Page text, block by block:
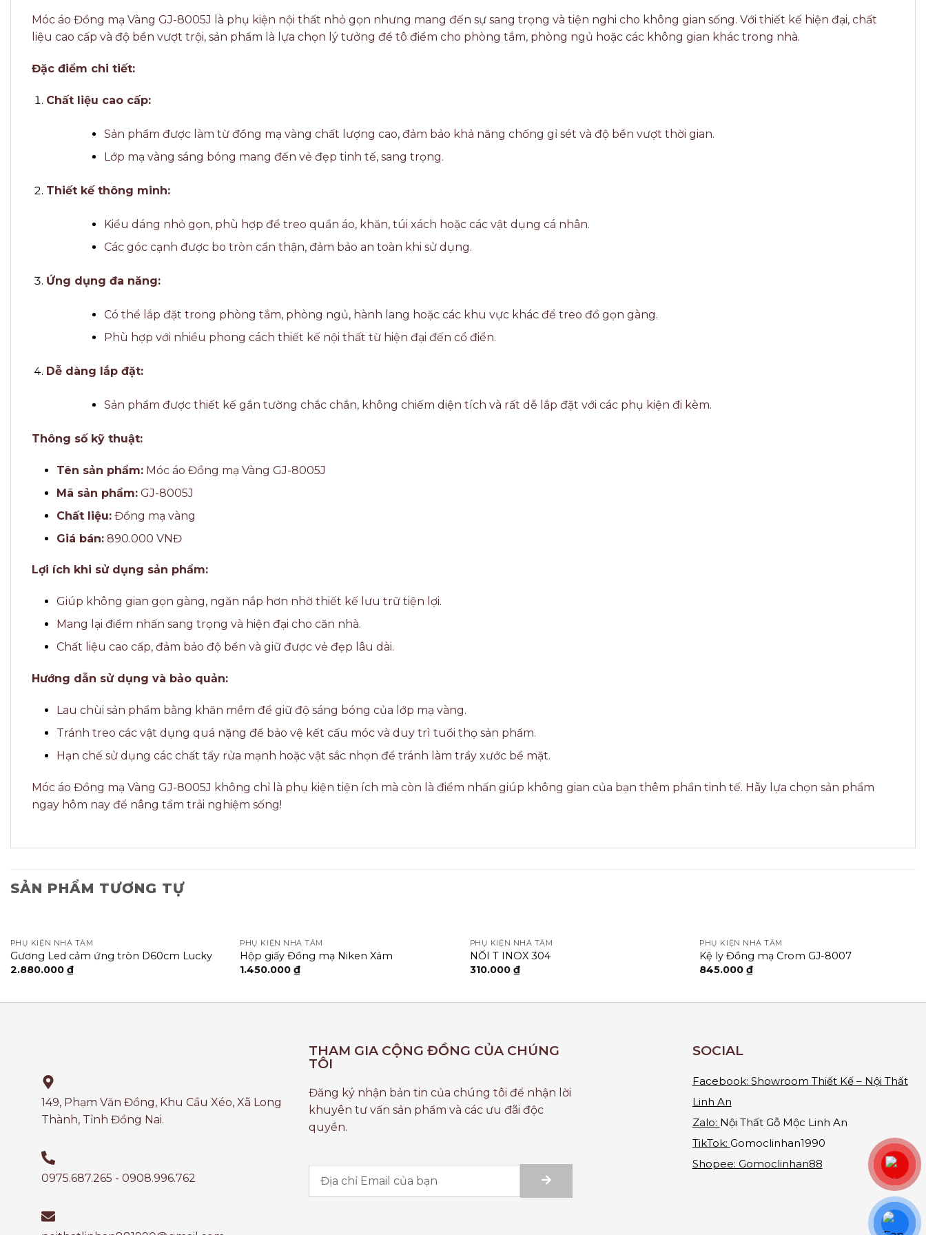
Móc áo Đồng mạ Vàng GJ-8005J là phụ kiện nội thất nhỏ gọn nhưng mang đến sự sang trọng và tiện nghi cho không gian sống. Với thiết kế hiện đại, chất
liệu cao cấp và độ bền vượt trội, sản phẩm là lựa chọn lý tưởng để tô điểm cho phòng tắm, phòng ngủ hoặc các không gian khác trong nhà.
Đặc điểm chi tiết:
Chất liệu cao cấp:
Sản phẩm được làm từ đồng mạ vàng chất lượng cao, đảm bảo khả năng chống gỉ sét và độ bền vượt thời gian.
Lớp mạ vàng sáng bóng mang đến vẻ đẹp tinh tế, sang trọng.
Thiết kế thông minh:
Kiểu dáng nhỏ gọn, phù hợp để treo quần áo, khăn, túi xách hoặc các vật dụng cá nhân.
Các góc cạnh được bo tròn cẩn thận, đảm bảo an toàn khi sử dụng.
Ứng dụng đa năng:
Có thể lắp đặt trong phòng tắm, phòng ngủ, hành lang hoặc các khu vực khác để treo đồ gọn gàng.
Phù hợp với nhiều phong cách thiết kế nội thất từ hiện đại đến cổ điển.
Dễ dàng lắp đặt:
Sản phẩm được thiết kế gắn tường chắc chắn, không chiếm diện tích và rất dễ lắp đặt với các phụ kiện đi kèm.
Thông số kỹ thuật:
Tên sản phẩm:Móc áo Đồng mạ Vàng GJ-8005J
Mã sản phẩm:GJ-8005J
Chất liệu:Đồng mạ vàng
Giá bán:890.000 VNĐ
Lợi ích khi sử dụng sản phẩm:
Giúp không gian gọn gàng, ngăn nắp hơn nhờ thiết kế lưu trữ tiện lợi.
Mang lại điểm nhấn sang trọng và hiện đại cho căn nhà.
Chất liệu cao cấp, đảm bảo độ bền và giữ được vẻ đẹp lâu dài.
Hướng dẫn sử dụng và bảo quản:
Lau chùi sản phẩm bằng khăn mềm để giữ độ sáng bóng của lớp mạ vàng.
Tránh treo các vật dụng quá nặng để bảo vệ kết cấu móc và duy trì tuổi thọ sản phẩm.
Hạn chế sử dụng các chất tẩy rửa mạnh hoặc vật sắc nhọn để tránh làm trầy xước bề mặt.
Móc áo Đồng mạ Vàng GJ-8005J không chỉ là phụ kiện tiện ích mà còn là điểm nhấn giúp không gian của bạn thêm phần tinh tế. Hãy lựa chọn sản phẩm
ngay hôm nay để nâng tầm trải nghiệm sống!
SẢN PHẨM TƯƠNG TỰ
PHỤ KIỆN NHÀ TẮM
Gương Led cảm ứng tròn D60cm Lucky
2.880.000 ₫
PHỤ KIỆN NHÀ TẮM
Hộp giấy Đồng mạ Niken Xám
1.450.000₫
PHỤ KIỆN NHÀ TẮM
NỐI T INOX 304
310.000 ₫
PHỤ KIỆN NHÀ TẮM
Kệ ly Đồng mạ Crom GJ-8007
845.000₫
149, Phạm Văn Đồng, Khu Cầu Xéo, Xã Long
Thành, Tỉnh Đồng Nai.
0975.687.265 - 0908.996.762
THAM GIA CỘNG ĐỒNG CỦA CHÚNG
TÔI
Đăng ký nhận bản tin của chúng tôi để nhận lời
khuyên tư vấn sản phẩm và các ưu đãi độc
quyền.
SOCIAL
Facebook: Showroom Thiết Kế – Nội Thất
Linh An
Zalo: Nội Thất Gỗ Mộc Linh An
TikTok: Gomoclinhan1990
Shopee: Gomoclinhan88